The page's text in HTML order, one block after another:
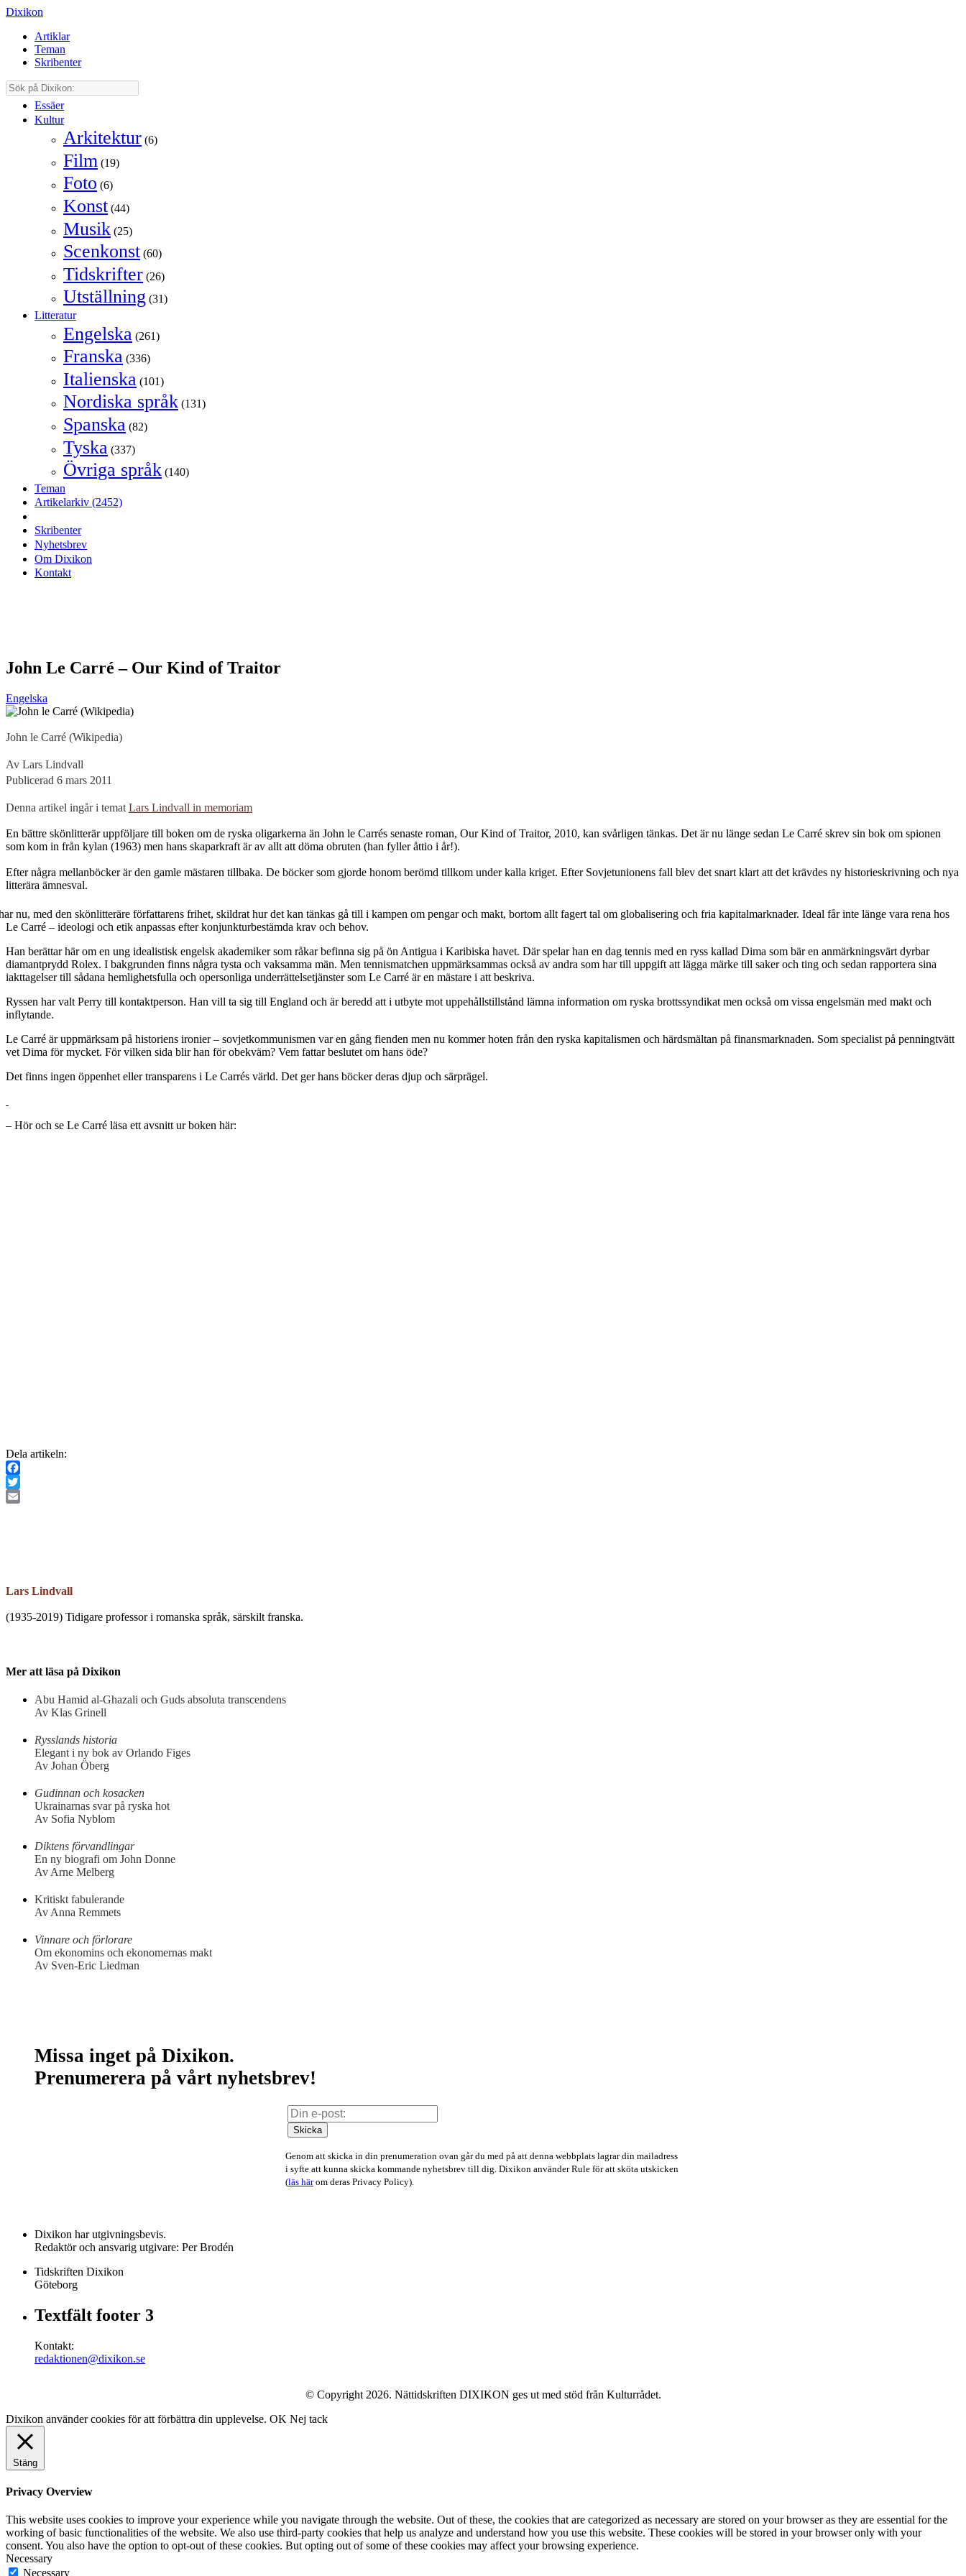
Dixikon
Artiklar
Teman
Skribenter
Essäer
Kultur
Arkitektur (6)
Film (19)
Foto (6)
Konst (44)
Musik (25)
Scenkonst (60)
Tidskrifter (26)
Utställning (31)
Litteratur
Engelska (261)
Franska (336)
Italienska (101)
Nordiska språk (131)
Spanska (82)
Tyska (337)
Övriga språk (140)
Teman
Artikelarkiv (2452)
Skribenter
Nyhetsbrev
Om Dixikon
Kontakt
John Le Carré – Our Kind of Traitor
Engelska
John le Carré (Wikipedia)
Av Lars Lindvall
Publicerad 6 mars 2011
Denna artikel ingår i temat Lars Lindvall in memoriam
En bättre skönlitterär uppföljare till boken om de ryska oligarkerna än John le Carrés senaste roman, Our Kind of Traitor, 2010, kan svårligen tänkas. Det är nu länge sedan Le Carré skrev sin bok om spionen
som kom in från kylan (1963) men hans skaparkraft är av allt att döma obruten (han fyller åttio i år!).
Efter några mellanböcker är den gamle mästaren tillbaka. De böcker som gjorde honom berömd tillkom under kalla kriget. Efter Sovjetunionens fall blev det snart klart att det krävdes ny historieskrivning och nya
litterära ämnesval.
nu, med den skönlitteräre författarens frihet, skildrat hur det kan tänkas gå till i kampen om pengar och makt, bortom allt fagert tal om globalisering och fria kapitalmarknader. Ideal får inte länge vara rena hos
Le Carré – ideologi och etik anpassas efter konjunkturbestämda krav och behov.
Han berättar här om en ung idealistisk engelsk akademiker som råkar befinna sig på ön Antigua i Karibiska havet. Där spelar han en dag tennis med en ryss kallad Dima som bär en anmärkningsvärt dyrbar
diamantprydd Rolex. I bakgrunden finns några tysta och vaksamma män. Men tennismatchen uppmärksammas också av andra som har till uppgift att lägga märke till saker och ting och sedan rapportera sina
iakttagelser till sådana hemlighetsfulla och opersonliga underrättelsetjänster som Le Carré är en mästare i att beskriva.
Ryssen har valt Perry till kontaktperson. Han vill ta sig till England och är beredd att i utbyte mot uppehållstillstånd lämna information om ryska brottssyndikat men också om vissa engelsmän med makt och
inflytande.
Le Carré är uppmärksam på historiens ironier – sovjetkommunismen var en gång fienden men nu kommer hoten från den ryska kapitalismen och härdsmältan på finansmarknaden. Som specialist på penningtvätt
vet Dima för mycket. För vilken sida blir han för obekväm? Vem fattar beslutet om hans öde?
Det finns ingen öppenhet eller transparens i Le Carrés värld. Det ger hans böcker deras djup och särprägel.
– Hör och se Le Carré läsa ett avsnitt ur boken här:
Dela artikeln:
Facebook
Twitter
Lars Lindvall
(1935-2019) Tidigare professor i romanska språk, särskilt franska.
Mer att läsa på Dixikon
Abu Hamid al-Ghazali och Guds absoluta transcendens
Av Klas Grinell
Rysslands historia
Elegant i ny bok av Orlando Figes
Av Johan Öberg
Gudinnan och kosacken
Ukrainarnas svar på ryska hot
Av Sofia Nyblom
Diktens förvandlingar
En ny biografi om John Donne
Av Arne Melberg
Kritiskt fabulerande
Av Anna Remmets
Vinnare och förlorare
Om ekonomins och ekonomernas makt
Av Sven-Eric Liedman
Missa inget på Dixikon.
Prenumerera på vårt nyhetsbrev!
Skicka
Genom att skicka in din prenumeration ovan går du med på att denna webbplats lagrar din mailadress
i syfte att kunna skicka kommande nyhetsbrev till dig. Dixikon använder Rule för att sköta utskicken
(läs härom deras Privacy Policy).
Dixikon har utgivningsbevis.
Redaktör och ansvarig utgivare: Per Brodén
Tidskriften Dixikon
Göteborg
Textfält footer 3
Kontakt:
redaktionen@dixikon.se
© Copyright 2026. Nättidskriften DIXIKON ges ut med stöd från Kulturrådet.
Dixikon använder cookies för att förbättra din upplevelse. OK Nej tack
Stäng
Privacy Overview
This website uses cookies to improve your experience while you navigate through the website. Out of these, the cookies that are categorized as necessary are stored on your browser as they are essential for the
working of basic functionalities of the website. We also use third-party cookies that help us analyze and understand how you use this website. These cookies will be stored in your browser only with your
consent. You also have the option to opt-out of these cookies. But opting out of some of these cookies may affect your browsing experience.
Necessary
Necessary